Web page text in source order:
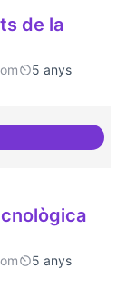
de la
5 anys
a altres punts
5 anys